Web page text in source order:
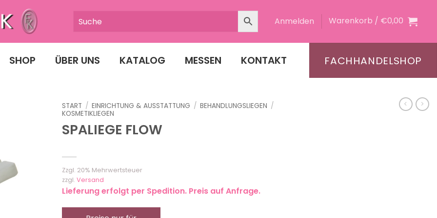
Anmelden Warenkorb / €0,00
SHOP ÜBER UNS KATALOG MESSEN KONTAKT FACHHANDELSHOP
START / EINRICHTUNG & AUSSTATTUNG / BEHANDLUNGSLIEGEN /
KOSMETIKLIEGEN
SPALIEGE FLOW
Zzgl. 20% Mehrwertsteuer
zzgl. Versand
Lieferung erfolgt per Spedition. Preis auf Anfrage.